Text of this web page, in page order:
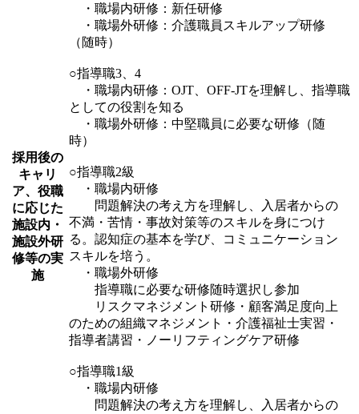
採用後の
キャリ
ア、役職
に応じた
施設内・
施設外研
修等の実
施
・職場内研修：新任研修
・職場外研修：介護職員スキルアップ研修
（随時）
○指導職3、4
・職場内研修：OJT、OFF-JTを理解し、指導職
としての役割を知る
・職場外研修：中堅職員に必要な研修（随
時）
○指導職2級
・職場内研修
問題解決の考え方を理解し、入居者からの
不満・苦情・事故対策等のスキルを身につけ
る。認知症の基本を学び、コミュニケーション
スキルを培う。
・職場外研修
指導職に必要な研修随時選択し参加
リスクマネジメント研修・顧客満足度向上
のための組織マネジメント・介護福祉士実習・
指導者講習・ノーリフティングケア研修
○指導職1級
・職場内研修
問題解決の考え方を理解し、入居者からの